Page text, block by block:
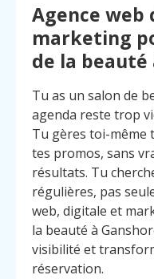
Agence
marketing
de la beauté
Tu as un salon de
agenda reste trop
Tu gères toi-même
tes promos, sans
résultats. Tu
régulières, pas
web, digitale et
la beauté à
visibilité et
réservation.